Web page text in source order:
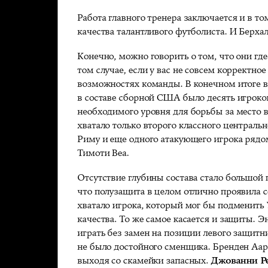
Работа главного тренера заключается и в
качества талантливого футболиста. И
Конечно, можно говорить о том, что они
том случае, если у вас не совсем
возможностях команды. В конечном итоге
в составе сборной США было десять
необходимого уровня для борьбы за место
хватало только второго классного
Риму и еще одного атакующего игрока
Тимоти Веа.
Отсутствие глубины состава стало
что полузащита в целом отлично проявила
хватало игрока, который мог бы
качества. То же самое касается и защиты.
играть без замен на позиции левого
не было достойного сменщика. Бренден
выходя со скамейки запасных.Джованни